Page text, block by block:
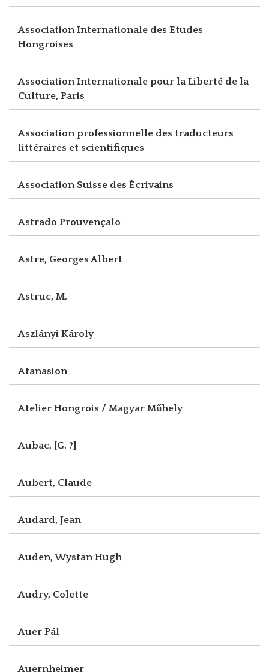
Association Internationale des Etudes
Hongroises
Association Internationale pour la Liberté de la
Culture, Paris
Association professionnelle des traducteurs
littéraires et scientifiques
Association Suisse des Écrivains
Astrado Prouvençalo
Astre, Georges Albert
Astruc, M.
Aszlányi Károly
Atanasion
Atelier Hongrois / Magyar Műhely
Aubac, [G. ?]
Aubert, Claude
Audard, Jean
Auden, Wystan Hugh
Audry, Colette
Auer Pál
Auernheimer